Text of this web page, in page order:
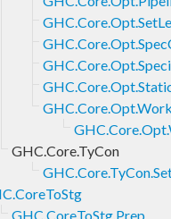
GHC.Core.TyCon
GHC.CoreToStg.Prep